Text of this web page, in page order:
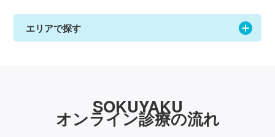
エリアで探す
SOKUYAKU
オンライン診療の流れ